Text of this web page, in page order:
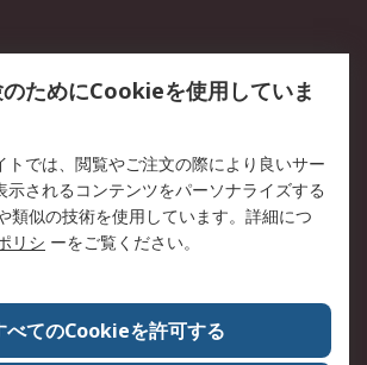
採用情報
お知ら
コーポレートサイト
RSの歴史
（英語）
認証について
ためにCookieを使用していま
トでは、閲覧やご注文の際により良いサー
示されるコンテンツをパーソナライズする
類似の技術を使用しています。詳細につ
リシ ーをご覧ください。
べてのCookieを許可する